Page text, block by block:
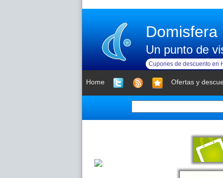
Domisfera
Un punto de
Cupones de descuento en
Home Ofertas y